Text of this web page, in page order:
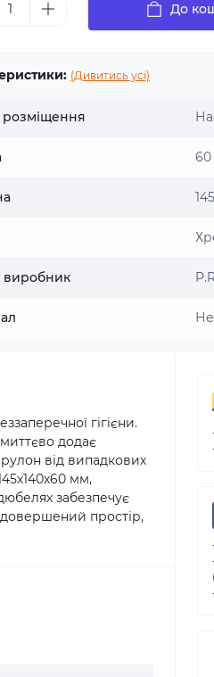
До
(Дивитись усі)
розміщення
60
145
виробник
гігієни.
додає
від випадкових
мм,
забезпечує
довершений простір,